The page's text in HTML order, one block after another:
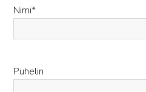
Nimi*
Puhelin